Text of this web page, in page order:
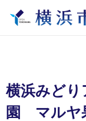
横浜みどり
園 マルヤ